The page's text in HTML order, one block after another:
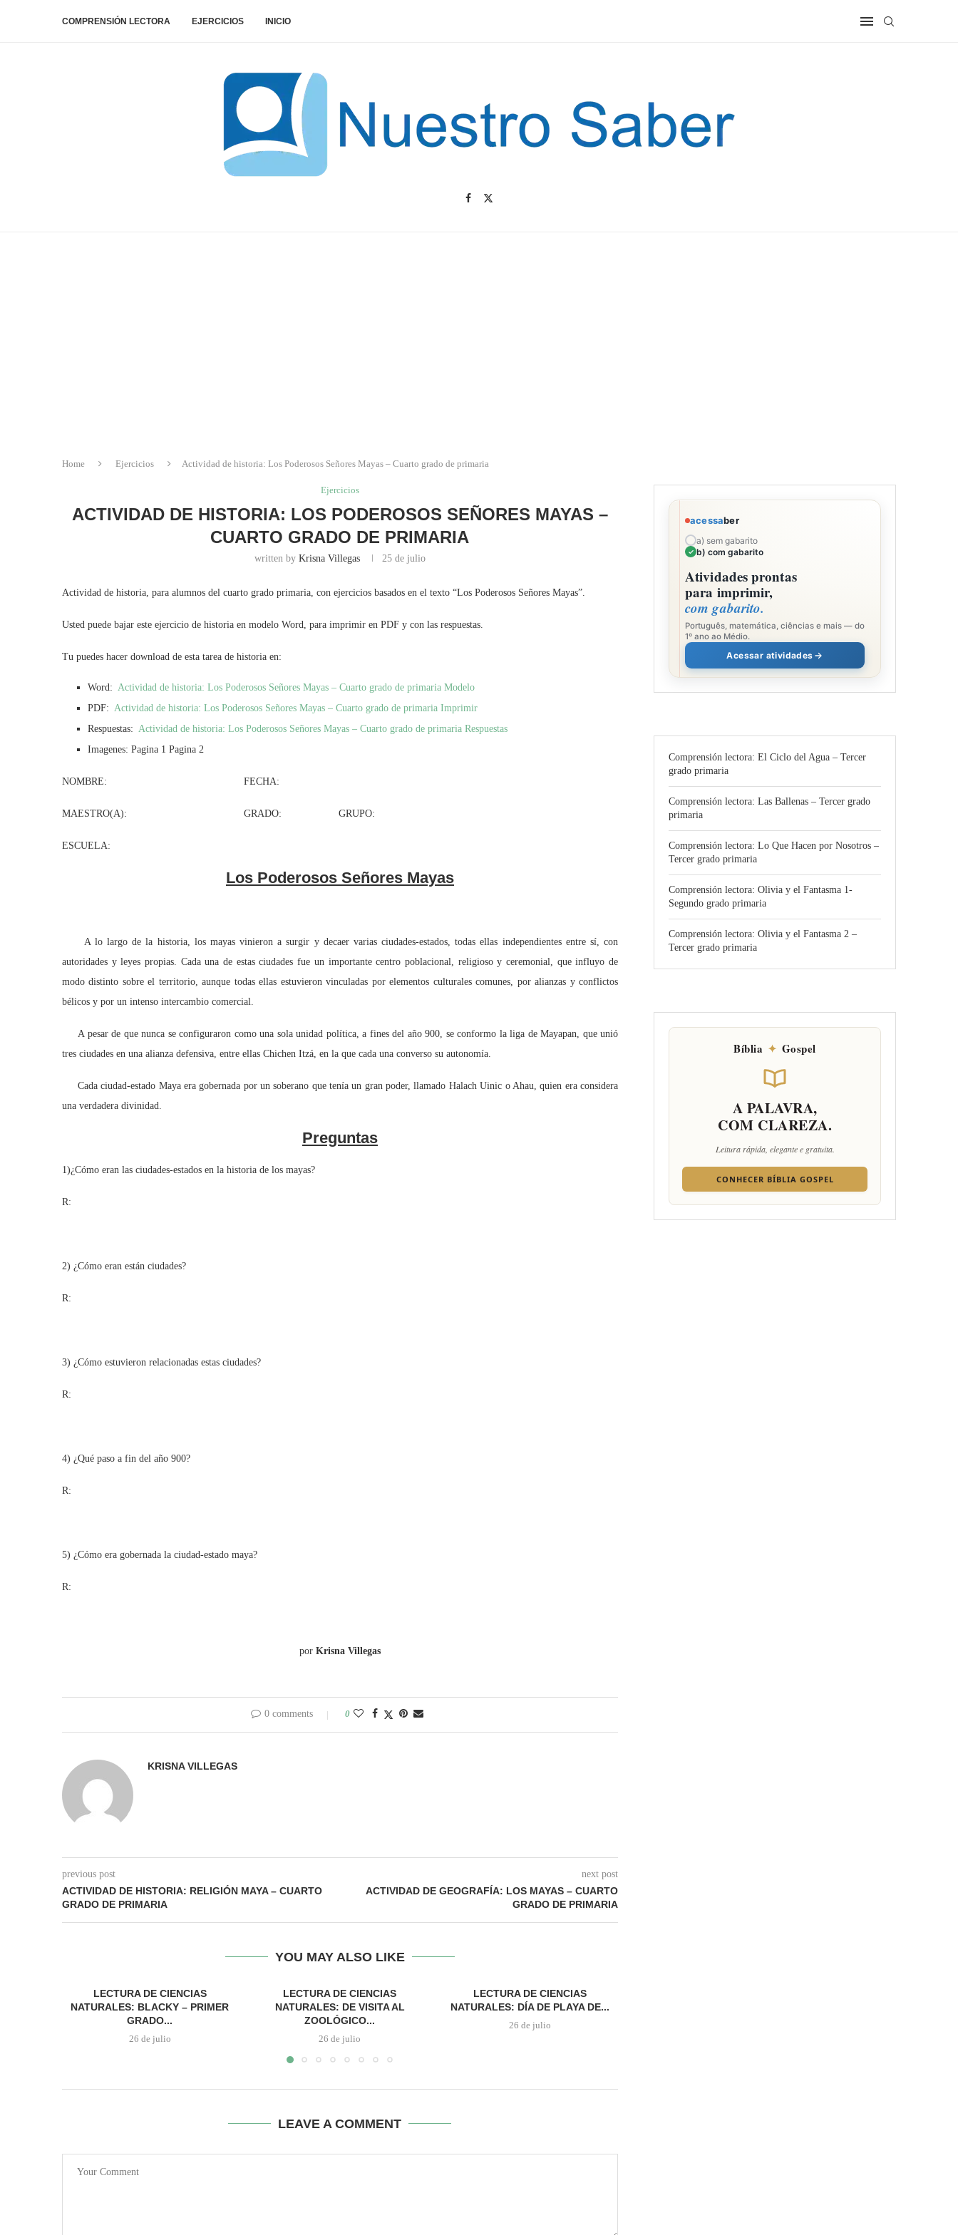
COMPRENSIÓN LECTORA EJERCICIOS INICIO
Home Ejercicios Actividad de historia: Los Poderosos Señores Mayas – Cuarto grado de primaria
Ejercicios
ACTIVIDAD DE HISTORIA: LOS PODEROSOS SEÑORES MAYAS –
CUARTO GRADO DE PRIMARIA
written by Krisna Villegas 25 de julio
Actividad de historia, para alumnos del cuarto grado primaria, con ejercicios basados en el texto “Los Poderosos Señores Mayas”.
Usted puede bajar este ejercicio de historia en modelo Word, para imprimir en PDF y con las respuestas.
Tu puedes hacer download de esta tarea de historia en:
Word: Actividad de historia: Los Poderosos Señores Mayas – Cuarto grado de primaria Modelo
PDF: Actividad de historia: Los Poderosos Señores Mayas – Cuarto grado de primaria Imprimir
Respuestas: Actividad de historia: Los Poderosos Señores Mayas – Cuarto grado de primaria Respuestas
Imagenes: Pagina 1 Pagina 2
NOMBRE: FECHA:
MAESTRO(A): GRADO: GRUPO:
ESCUELA:
Los Poderosos Señores Mayas
A lo largo de la historia, los mayas vinieron a surgir y decaer varias ciudades-estados, todas ellas independientes entre sí, con
autoridades y leyes propias. Cada una de estas ciudades fue un importante centro poblacional, religioso y ceremonial, que influyo de
modo distinto sobre el territorio, aunque todas ellas estuvieron vinculadas por elementos culturales comunes, por alianzas y conflictos
bélicos y por un intenso intercambio comercial.
A pesar de que nunca se configuraron como una sola unidad política, a fines del año 900, se conformo la liga de Mayapan, que unió
tres ciudades en una alianza defensiva, entre ellas Chichen Itzá, en la que cada una converso su autonomía.
Cada ciudad-estado Maya era gobernada por un soberano que tenía un gran poder, llamado Halach Uinic o Ahau, quien era considera
una verdadera divinidad.
Preguntas
1)¿Cómo eran las ciudades-estados en la historia de los mayas?
R:
2) ¿Cómo eran están ciudades?
R:
3) ¿Cómo estuvieron relacionadas estas ciudades?
R:
4) ¿Qué paso a fin del año 900?
R:
5) ¿Cómo era gobernada la ciudad-estado maya?
R:
por Krisna Villegas
0 comments 0
KRISNA VILLEGAS
previous post
ACTIVIDAD DE HISTORIA: RELIGIÓN MAYA – CUARTO
GRADO DE PRIMARIA
next post
ACTIVIDAD DE GEOGRAFÍA: LOS MAYAS – CUARTO
GRADO DE PRIMARIA
YOU MAY ALSO LIKE
LECTURA DE CIENCIAS
NATURALES: BLACKY – PRIMER
GRADO...
26 de julio
LECTURA DE CIENCIAS
NATURALES: DE VISITA AL
ZOOLÓGICO...
26 de julio
LECTURA DE CIENCIAS
NATURALES: DÍA DE PLAYA DE...
26 de julio
LEAVE A COMMENT
acessaber
a) sem gabarito
b) com gabarito
Atividades prontas
para imprimir,
com gabarito.
Português, matemática, ciências e mais — do
1º ano ao Médio.
Acessar atividades
Comprensión lectora: El Ciclo del Agua – Tercer
grado primaria
Comprensión lectora: Las Ballenas – Tercer grado
primaria
Comprensión lectora: Lo Que Hacen por Nosotros –
Tercer grado primaria
Comprensión lectora: Olivia y el Fantasma 1-
Segundo grado primaria
Comprensión lectora: Olivia y el Fantasma 2 –
Tercer grado primaria
Bíblia ✦ Gospel
A PALAVRA,
COM CLAREZA.
Leitura rápida, elegante e gratuita.
CONHECER BÍBLIA GOSPEL